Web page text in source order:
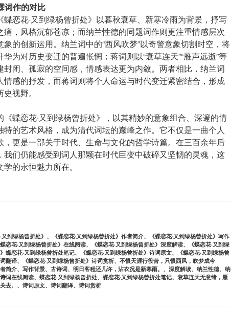
词作的对比
蝶恋花·又到绿杨曾折处》以暮秋衰草、新寒冷雨为背景，抒写
痛，风格沉郁苍凉；而纳兰性德的同题词作则更注重情感层次
象的创新运用。纳兰词中的“西风吹梦”以奇警意象切割时空，将
华为对历史变迁的普遍怅惘；蒋词则以“衰草连天”“雁声远逝”等
封闭、孤寂的空间感，情感表达更为内敛。两者相比，纳兰词
情感的抒发，而蒋词则将个人命运与时代变迁紧密结合，形成
视野。
《蝶恋花·又到绿杨曾折处》，以其精妙的意象组合、深邃的情
特的艺术风格，成为清代词坛的巅峰之作。它不仅是一曲个人
，更是一部关于时代、生命与文化的哲学诗篇。在三百余年后
我们仍能感受到词人那颗在时代巨变中破碎又坚韧的灵魂，这
的永恒魅力所在。
又到绿杨曾折处》 、 《蝶恋花·又到绿杨曾折处》作者简介、
《蝶恋花·又到绿杨曾折处》写作
蝶恋花·又到绿杨曾折处》在线阅读、 《蝶恋花·又到绿杨曾折处》深度解读、
《蝶恋花·又到绿
蝶恋花·又到绿杨曾折处笔记、 《蝶恋花·又到绿杨曾折处》诗词原文、
《蝶恋花·又到绿杨曾
翻译、 《蝶恋花·又到绿杨曾折处》诗词赏析、 不恨天涯行役苦，只恨西风，吹梦成今
简介、 写作背景、 古诗词、 明日客程还几许，沾衣况是新寒雨。 、 深度解读、 纳兰性德、 纳
词在线阅读、 蝶恋花·又到绿杨曾折处、 蝶恋花·又到绿杨曾折处笔记、 衰草连天无意绪，雁
去。 、 诗词原文、 诗词翻译、 诗词赏析